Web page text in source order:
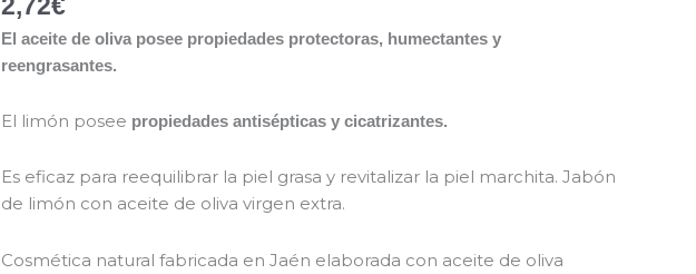
2,72€
El aceite de oliva posee propiedades protectoras, humectantes y
reengrasantes.
El limón posee propiedades antisépticas y cicatrizantes.
Es eficaz para reequilibrar la piel grasa y revitalizar la piel marchita. Jabón
de limón con aceite de oliva virgen extra.
Cosmética natural fabricada en Jaén elaborada con aceite de oliva